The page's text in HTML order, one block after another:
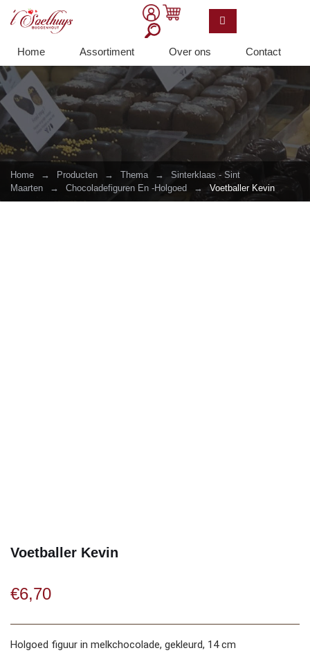
Home Assortiment Over ons Contact
Home → Producten → Thema →
Sinterklaas - Sint
Maarten
→ Chocoladefiguren En -holgoed → Voetballer Kevin
Voetballer Kevin
€6,70
Holgoed figuur in melkchocolade, gekleurd, 14 cm